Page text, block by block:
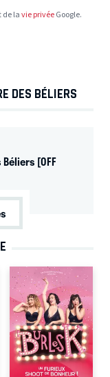
de lavie privéeGoogle.
DES BÉLIERS
[OFF